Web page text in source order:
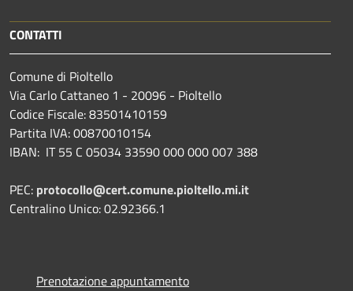
CONTATTI
Comune di Pioltello
Via Carlo Cattaneo 1 - 20096 - Pioltello
Codice Fiscale: 83501410159
Partita IVA: 00870010154
IBAN: IT 55 C 05034 33590 000 000 007 388
PEC: protocollo@cert.comune.pioltello.mi.it
Centralino Unico: 02.92366.1
Prenotazione appuntamento